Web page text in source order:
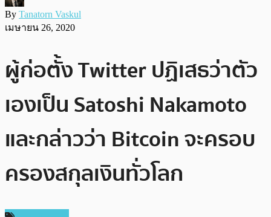
By Tanatorn Vaskul
เมษายน 26, 2020
ผู้ก่อตั้ง Twitter ปฏิเสธว่าตัว
เองเป็น Satoshi Nakamoto
และกล่าวว่า Bitcoin จะครอบ
ครองสกุลเงินทั่วโลก